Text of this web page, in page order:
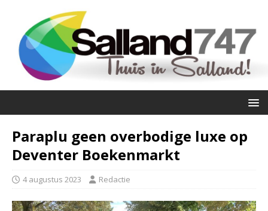
Paraplu geen overbodige luxe op
Deventer Boekenmarkt
4 augustus 2023 Redactie